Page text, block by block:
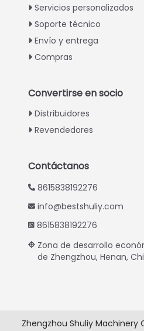
Servicios personalizados
Soporte técnico
Envío y entrega
Compras
Convertirse en socio
Distribuidores
Revendedores
Contáctanos
8615838192276
info@bestshuliy.com
8615838192276
Zona de desarrollo
de Zhengzhou, Henan,
Zhengzhou Shuliy Machinery
Portuguese
Chinese
Japanese
Swahili
Urdu
Greek
Italian